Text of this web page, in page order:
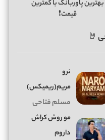
بهترین پاوربانک با کمترین
قیمت❗
🤘
نرو
مریم(ریمیکس)
مسلم فتاحی
مو روش کراش
داروم